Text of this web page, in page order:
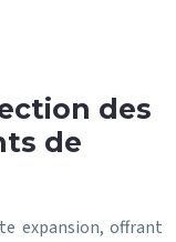
des
de
expansion, offrant